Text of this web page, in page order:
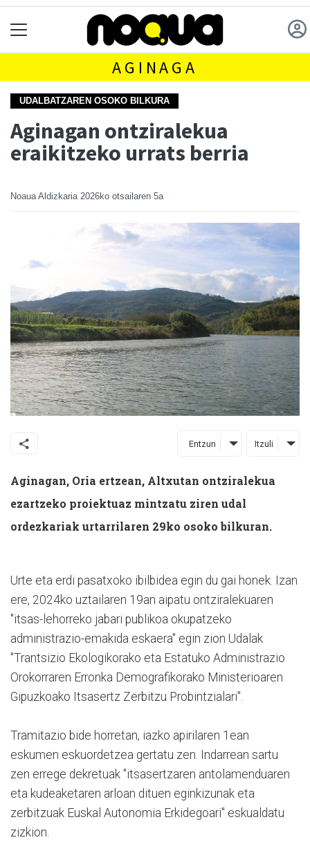
AGINAGA
UDALBATZAREN OSOKO BILKURA
Aginagan ontziralekua
eraikitzeko urrats berria
Noaua Aldizkaria 2026ko otsailaren 5a
Entzun Itzuli
Aginagan, Oria ertzean, Altxutan ontziralekua
ezartzeko proiektuaz mintzatu ziren udal
ordezkariak urtarrilaren 29ko osoko bilkuran.
Urte eta erdi pasatxoko ibilbidea egin du gai honek. Izan
ere, 2024ko uztailaren 19an aipatu ontziralekuaren
"itsas-lehorreko jabari publikoa okupatzeko
administrazio-emakida eskaera" egin zion Udalak
"Trantsizio Ekologikorako eta Estatuko Administrazio
Orokorraren Erronka Demografikorako Ministerioaren
Gipuzkoako Itsasertz Zerbitzu Probintzialari".
Tramitazio bide horretan, iazko apirilaren 1ean
eskumen eskuordetzea gertatu zen. Indarrean sartu
zen errege dekretuak "itsasertzaren antolamenduaren
eta kudeaketaren arloan dituen eginkizunak eta
zerbitzuak Euskal Autonomia Erkidegoari" eskualdatu
zizkion.